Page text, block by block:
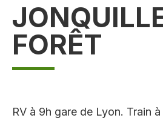
FORÊT
RV à 9h gare de Lyon. Train